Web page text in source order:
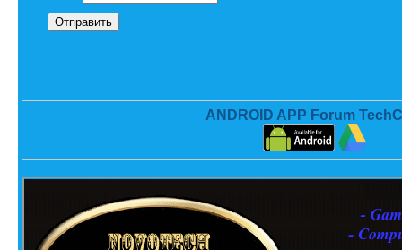
ANDROID APP Forum